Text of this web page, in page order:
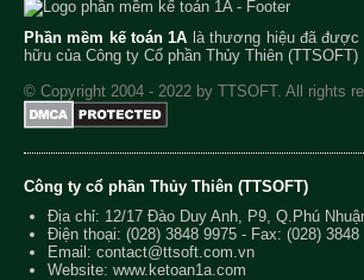
Phần mềm kế toán 1A là thương hiệu đã
hữu của Công ty Cổ phần Thủy Thiên (TTSOFT)
© Copyright 2004 - 2022 by TTSOFT. All rights
Công ty cổ phần Thủy Thiên (TTSOFT)
Địa chỉ: 12/17 Đào Duy Anh, P9, Q.Phú
Điện thoại: (028) 3848 9975 - Fax: (028) 3848
Email: contact@ttsoft.com.vn
Website: www.ketoan1a.com